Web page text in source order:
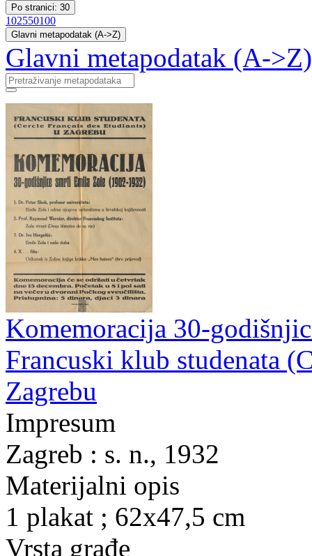
Po stranici: 30
102550100
Glavni metapodatak (A->Z)
Glavni metapodatak (A->Z)
Komemoracija 30-
Francuski klub studenata
Zagrebu
Impresum
Zagreb : s. n., 1932
Materijalni opis
1 plakat ; 62x47,5 cm
Vrsta građe